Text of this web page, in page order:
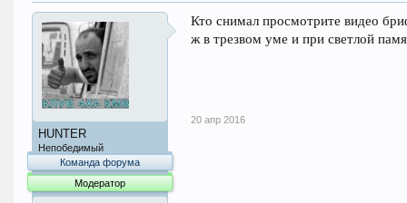
HUNTER
Непобедимый
Команда форума
Модератор
Кто снимал просмотрите видео
ж в трезвом уме и при светлой
20 апр 2016